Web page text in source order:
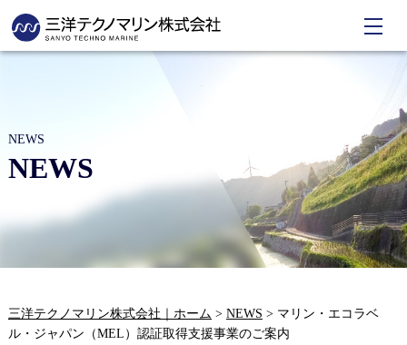
NEWS
NEWS
三洋テクノマリン株式会社｜ホーム > NEWS > マリン・エコラベ
ル・ジャパン（MEL）認証取得支援事業のご案内